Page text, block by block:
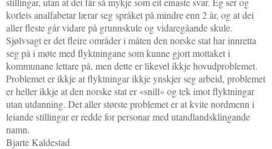
korleis analfabetar lærar seg språket på mindre enn 2 år, og at dei
aller fleste går vidare på grunnskule og vidaregåande skule.
Sjølvsagt er det fleire områder i måten den norske stat har innretta
seg på i møte med flyktningane som kunne gjort mottaket i
kommunane lettare på, men dette er likevel ikkje hovudproblemet.
Problemet er ikkje at flyktningar ikkje ynskjer seg arbeid, problemet
er heller ikkje at den norske stat er «snill» og tek imot flyktningar
utan utdanning. Det aller største problemet er at kvite nordmenn i
leiande stillingar er redde for personar med utandlandsklingande
namn.
Bjarte Kaldestad